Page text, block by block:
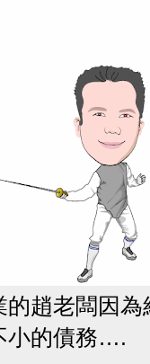
趙老闆因
小的債務….